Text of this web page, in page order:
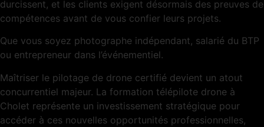
durcissent, et les clients exigent désormais des preuves de
compétences avant de vous confier leurs projets.
Que vous soyez photographe indépendant, salarié du BTP
ou entrepreneur dans l’événementiel.
Maîtriser le pilotage de drone certifié devient un atout
concurrentiel majeur. La formation télépilote drone à
Cholet représente un investissement stratégique pour
accéder à ces nouvelles opportunités professionnelles,